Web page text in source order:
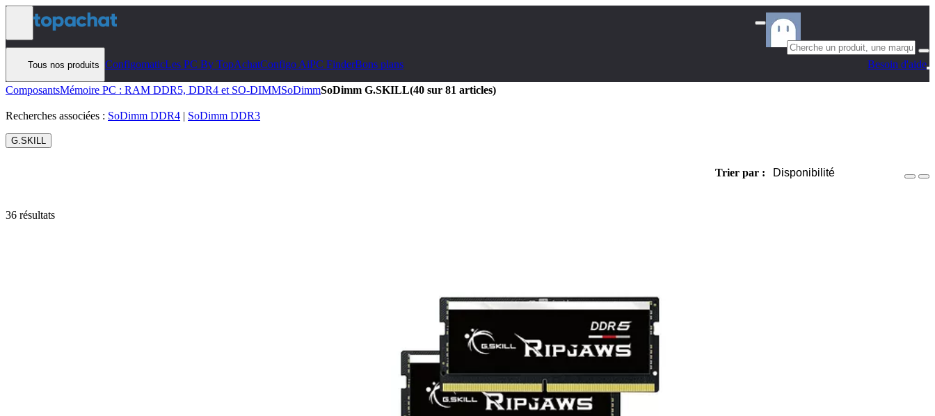
Aller au contenu
Tous nos produits ConfigomaticLes PC By TopAchatConfigo AiPC FinderBons plans Besoin d'aide
ComposantsMémoire PC : RAM DDR5, DDR4 et SO-DIMMSoDimmSoDimm G.SKILL(40 sur 81 articles)
Recherches associées : SoDimm DDR4 | SoDimm DDR3
G.SKILL
Trier par : Disponibilité
36 résultats